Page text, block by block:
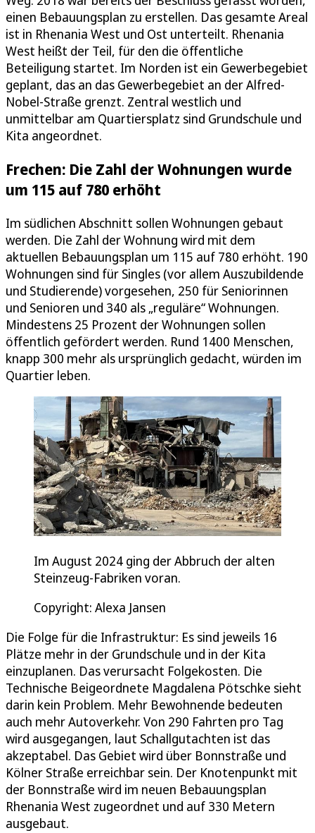
einen Bebauungsplan zu erstellen. Das gesamte Areal
ist in Rhenania West und Ost unterteilt. Rhenania
West heißt der Teil, für den die öffentliche
Beteiligung startet. Im Norden ist ein Gewerbegebiet
geplant, das an das Gewerbegebiet an der Alfred-
Nobel-Straße grenzt. Zentral westlich und
unmittelbar am Quartiersplatz sind Grundschule und
Kita angeordnet.
Frechen: Die Zahl der Wohnungen wurde
um 115 auf 780 erhöht
Im südlichen Abschnitt sollen Wohnungen gebaut
werden. Die Zahl der Wohnung wird mit dem
aktuellen Bebauungsplan um 115 auf 780 erhöht. 190
Wohnungen sind für Singles (vor allem Auszubildende
und Studierende) vorgesehen, 250 für Seniorinnen
und Senioren und 340 als „reguläre“ Wohnungen.
Mindestens 25 Prozent der Wohnungen sollen
öffentlich gefördert werden. Rund 1400 Menschen,
knapp 300 mehr als ursprünglich gedacht, würden im
Quartier leben.
Im August 2024 ging der Abbruch der alten
Steinzeug-Fabriken voran.
Copyright: Alexa Jansen
Die Folge für die Infrastruktur: Es sind jeweils 16
Plätze mehr in der Grundschule und in der Kita
einzuplanen. Das verursacht Folgekosten. Die
Technische Beigeordnete Magdalena Pötschke sieht
darin kein Problem. Mehr Bewohnende bedeuten
auch mehr Autoverkehr. Von 290 Fahrten pro Tag
wird ausgegangen, laut Schallgutachten ist das
akzeptabel. Das Gebiet wird über Bonnstraße und
Kölner Straße erreichbar sein. Der Knotenpunkt mit
der Bonnstraße wird im neuen Bebauungsplan
Rhenania West zugeordnet und auf 330 Metern
ausgebaut.